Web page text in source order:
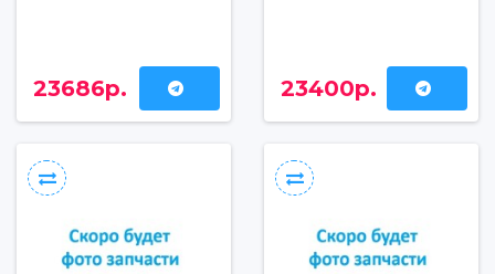
23686р. 23400р.